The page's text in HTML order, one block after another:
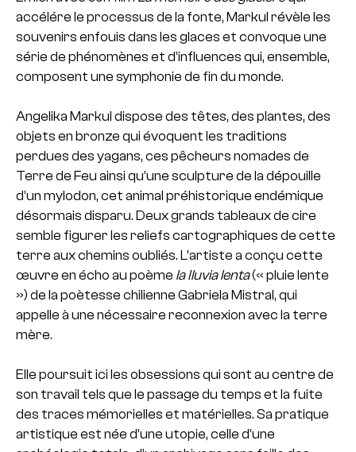
accélére le processus de la fonte, Markul révèle les
souvenirs enfouis dans les glaces et convoque une
série de phénomènes et d’influences qui, ensemble,
composent une symphonie de fin du monde.
Angelika Markul dispose des têtes, des plantes, des
objets en bronze qui évoquent les traditions
perdues des yagans, ces pêcheurs nomades de
Terre de Feu ainsi qu’une sculpture de la dépouille
d’un mylodon, cet animal préhistorique endémique
désormais disparu. Deux grands tableaux de cire
semble figurer les reliefs cartographiques de cette
terre aux chemins oubliés. L’artiste a conçu cette
œuvre en écho au poème la Iluvia lenta(« pluie lente
») de la poètesse chilienne Gabriela Mistral, qui
appelle à une nécessaire reconnexion avec la terre
mère.
Elle poursuit ici les obsessions qui sont au centre de
son travail tels que le passage du temps et la fuite
des traces mémorielles et matérielles. Sa pratique
artistique est née d’une utopie, celle d’une